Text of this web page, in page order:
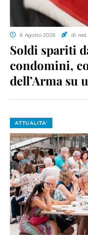
6 Agosto 2026 di red.
Soldi spariti
condomini,
dell’Arma su
ATTUALITA'